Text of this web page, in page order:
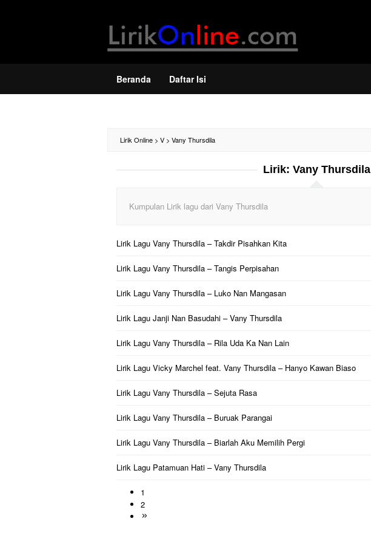
Beranda Daftar Isi
Lirik Online > V > Vany Thursdila
Lirik: Vany Thursdila
Kumpulan Lirik lagu dari Vany Thursdila
Lirik Lagu Vany Thursdila – Takdir Pisahkan Kita
Lirik Lagu Vany Thursdila – Tangis Perpisahan
Lirik Lagu Vany Thursdila – Luko Nan Mangasan
Lirik Lagu Janji Nan Basudahi – Vany Thursdila
Lirik Lagu Vany Thursdila – Rila Uda Ka Nan Lain
Lirik Lagu Vicky Marchel feat. Vany Thursdila – Hanyo Kawan Biaso
Lirik Lagu Vany Thursdila – Sejuta Rasa
Lirik Lagu Vany Thursdila – Buruak Parangai
Lirik Lagu Vany Thursdila – Biarlah Aku Memilih Pergi
Lirik Lagu Patamuan Hati – Vany Thursdila
1
2